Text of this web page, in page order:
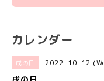
カレンダー
戌の日 2022-10-12